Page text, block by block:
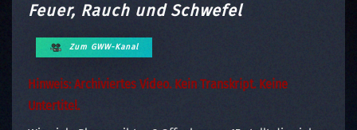
Feuer, Rauch und Schwefel
Zum GWW-Kanal
Hinweis: Archiviertes Video. Kein Transkript. Keine
Untertitel.